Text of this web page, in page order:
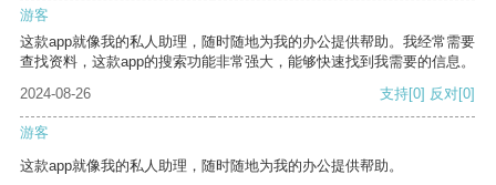
游客
这款app就像我的私人助理，随时随地为我的办公提供帮助。我经常需要
查找资料，这款app的搜索功能非常强大，能够快速找到我需要的信息。
2024-08-26
支持[0] 反对[0]
游客
这款app就像我的私人助理，随时随地为我的办公提供帮助。